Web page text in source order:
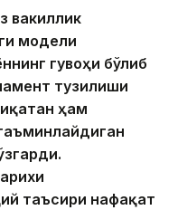
вакиллик
модели
гувоҳи бўлиб
тузилиши
ҳам
таъсири нафақат